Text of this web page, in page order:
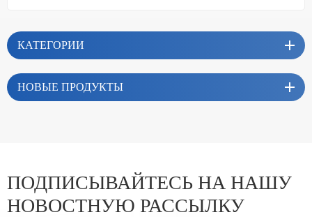
КАТЕГОРИИ
НОВЫЕ ПРОДУКТЫ
ПОДПИСЫВАЙТЕСЬ НА НАШУ
НОВОСТНУЮ РАССЫЛКУ